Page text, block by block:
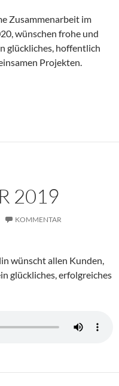
Zusammenarbeit im
wünschen frohe und
glückliches, hoffentlich
Projekten.
2019
KOMMENTAR
wünscht allen Kunden,
glückliches, erfolgreiches